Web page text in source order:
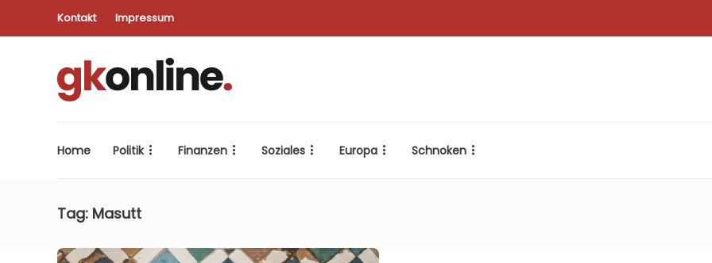
Kontakt Impressum
Home Politik Finanzen Soziales Europa Schnoken
Tag: Masutt